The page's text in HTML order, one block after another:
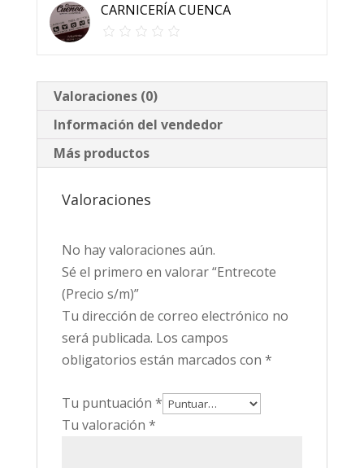
CARNICERÍA CUENCA
Valoraciones (0)
Información del vendedor
Más productos
Valoraciones
No hay valoraciones aún.
Sé el primero en valorar “Entrecote
(Precio s/m)”
Tu dirección de correo electrónico no
será publicada. Los campos
obligatorios están marcados con *
Tu puntuación *
Tu valoración *